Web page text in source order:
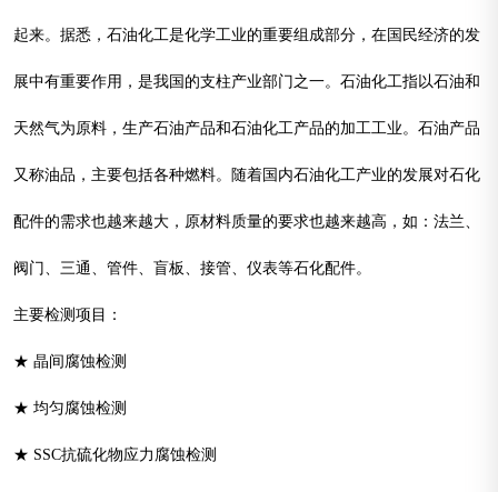
起来。据悉，石油化工是化学工业的重要组成部分，在国民经济的发
展中有重要作用，是我国的支柱产业部门之一。石油化工指以石油和
天然气为原料，生产石油产品和石油化工产品的加工工业。石油产品
又称油品，主要包括各种燃料。随着国内石油化工产业的发展对石化
配件的需求也越来越大，原材料质量的要求也越来越高，如：法兰、
阀门、三通、管件、盲板、接管、仪表等石化配件。
主要检测项目：
★ 晶间腐蚀检测
★ 均匀腐蚀检测
★ SSC抗硫化物应力腐蚀检测